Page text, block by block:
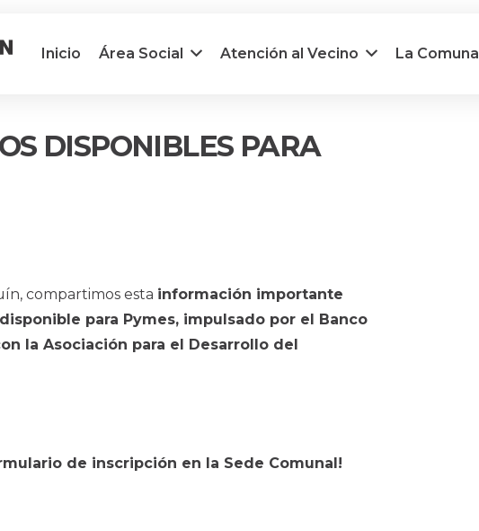
Inicio Área Social Atención al Vecino La Comuna
DISPONIBLES PARA
compartimos esta información importante
para Pymes, impulsado por el Banco
la Asociación para el Desarrollo del
de inscripción en la Sede Comunal!